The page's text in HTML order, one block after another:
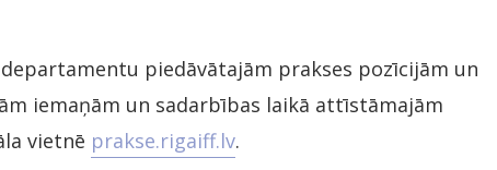
piedāvātajām prakses pozīcijām un
iemaņām un sadarbības laikā attīstāmajām
vietnē prakse.rigaiff.lv.